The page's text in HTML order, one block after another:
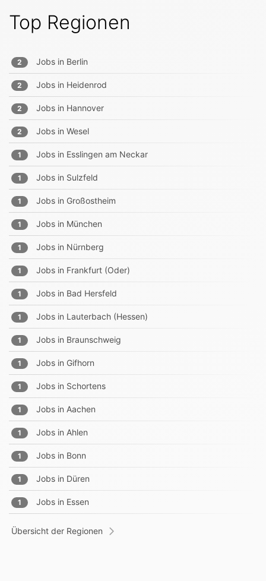
Top Regionen
2 Jobs in Berlin
2 Jobs in Heidenrod
2 Jobs in Hannover
2 Jobs in Wesel
1 Jobs in Esslingen am Neckar
1 Jobs in Sulzfeld
1 Jobs in Großostheim
1 Jobs in München
1 Jobs in Nürnberg
1 Jobs in Frankfurt (Oder)
1 Jobs in Bad Hersfeld
1 Jobs in Lauterbach (Hessen)
1 Jobs in Braunschweig
1 Jobs in Gifhorn
1 Jobs in Schortens
1 Jobs in Aachen
1 Jobs in Ahlen
1 Jobs in Bonn
1 Jobs in Düren
1 Jobs in Essen
Übersicht der Regionen